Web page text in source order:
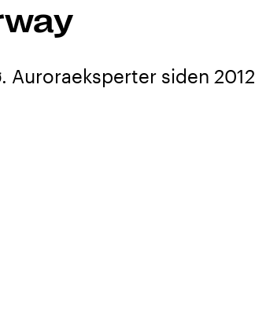
siden 2012